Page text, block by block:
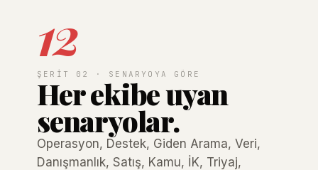
12
ŞERIT 02 · SENARYOYA GÖRE
Her ekibe uyan
senaryolar.
Operasyon, Destek, Giden Arama, Veri,
Danışmanlık, Satış, Kamu, İK, Triyaj,